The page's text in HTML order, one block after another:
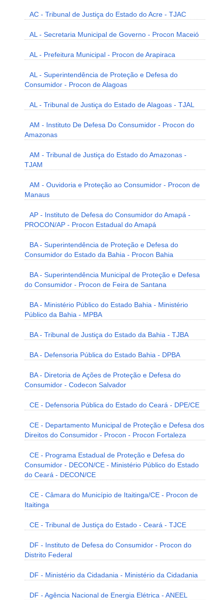
AC - Tribunal de Justiça do Estado do Acre - TJAC
AL - Secretaria Municipal de Governo - Procon Maceió
AL - Prefeitura Municipal - Procon de Arapiraca
AL - Superintendência de Proteção e Defesa do
Consumidor - Procon de Alagoas
AL - Tribunal de Justiça do Estado de Alagoas - TJAL
AM - Instituto De Defesa Do Consumidor - Procon do
Amazonas
AM - Tribunal de Justiça do Estado do Amazonas -
TJAM
AM - Ouvidoria e Proteção ao Consumidor - Procon de
Manaus
AP - Instituto de Defesa do Consumidor do Amapá -
PROCON/AP - Procon Estadual do Amapá
BA - Superintendência de Proteção e Defesa do
Consumidor do Estado da Bahia - Procon Bahia
BA - Superintendência Municipal de Proteção e Defesa
do Consumidor - Procon de Feira de Santana
BA - Ministério Público do Estado Bahia - Ministério
Público da Bahia - MPBA
BA - Tribunal de Justiça do Estado da Bahia - TJBA
BA - Defensoria Pública do Estado Bahia - DPBA
BA - Diretoria de Ações de Proteção e Defesa do
Consumidor - Codecon Salvador
CE - Defensoria Pública do Estado do Ceará - DPE/CE
CE - Departamento Municipal de Proteção e Defesa dos
Direitos do Consumidor - Procon - Procon Fortaleza
CE - Programa Estadual de Proteção e Defesa do
Consumidor - DECON/CE - Ministério Público do Estado
do Ceará - DECON/CE
CE - Câmara do Município de Itaitinga/CE - Procon de
Itaitinga
CE - Tribunal de Justiça do Estado - Ceará - TJCE
DF - Instituto de Defesa do Consumidor - Procon do
Distrito Federal
DF - Ministério da Cidadania - Ministério da Cidadania
DF - Agência Nacional de Energia Elétrica - ANEEL